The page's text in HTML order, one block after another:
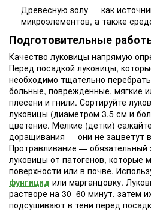
Древесную золу — как
микроэлементов, а также
Подготовительные
Качество луковицы напрямую
Перед посадкой луковицы,
необходимо тщательно
больные, поврежденные, мягкие
плесени и гнили. Сортируйте
луковицы (диаметром 3,5 см и
цветение. Мелкие (детки)
доращивания — они не зацветут
Протравливание —
луковицы от патогенов, которые
поверхности или в почве.
фунгицид или марганцовку.
растворе на 30–60 минут, затем
подсушивают в тени перед